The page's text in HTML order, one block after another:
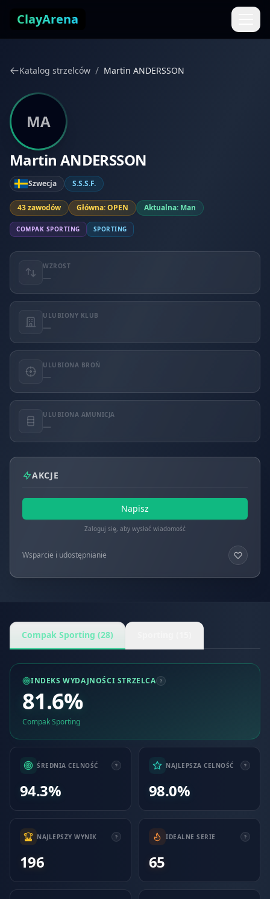
ClayArena
Katalog strzelców / Martin ANDERSSON
MA
Martin ANDERSSON
Szwecja S.S.S.F.
43 zawodów Główna: OPEN Aktualna: Man
COMPAK SPORTING SPORTING
WZROST
—
ULUBIONY KLUB
—
ULUBIONA BROŃ
—
ULUBIONA AMUNICJA
—
AKCJE
Napisz
Zaloguj się, aby wysłać wiadomość
Wsparcie i udostępnianie
Compak Sporting (28)
INDEKS WYDAJNOŚCI STRZELCA
81.6%
Compak Sporting
ŚREDNIA CELNOŚĆ
94.3%
NAJLEPSZA CELNOŚĆ
98.0%
NAJLEPSZY WYNIK
196
IDEALNE SERIE
65